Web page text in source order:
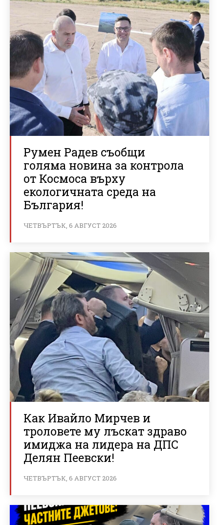
Румен Радев съобщи
голяма новина за контрола
от Космоса върху
екологичната среда на
България!
ЧЕТВЪРТЪК, 6 АВГУСТ 2026
Как Ивайло Мирчев и
троловете му лъскат здраво
имиджа на лидера на ДПС
Делян Пеевски!
ЧЕТВЪРТЪК, 6 АВГУСТ 2026